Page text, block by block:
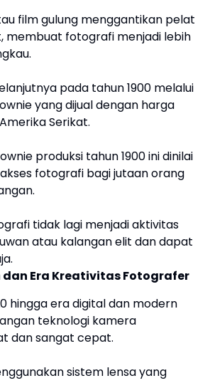
film gulung menggantikan pelat
membuat fotografi menjadi lebih
pada tahun 1900 melalui
yang dijual dengan harga
Serikat.
produksi tahun 1900 ini dinilai
fotografi bagi jutaan orang
tidak lagi menjadi aktivitas
atau kalangan elit dan dapat
dan Era Kreativitas Fotografer
hingga era digital dan modern
teknologi kamera
dan sangat cepat.
sistem lensa yang